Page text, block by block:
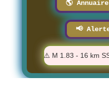
🌎
📢
⚠️ M 1.83 - 16 km SSW